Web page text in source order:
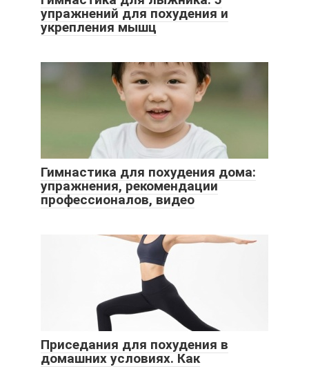
упражнений для похудения и
укрепления мышц
Гимнастика для похудения дома:
упражнения, рекомендации
профессионалов, видео
Приседания для похудения в
домашних условиях. Как